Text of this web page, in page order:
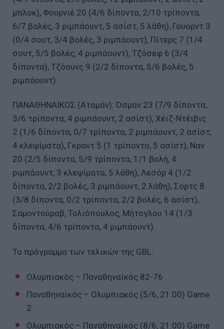
μπλοκ), Φουρνιέ 20 (4/6 δίποντα, 2/10 τρίποντα,
6/7 βολές, 3 ριμπάουντ, 5 ασίστ, 5 λάθη), Γουορντ 3
(0/4 σουτ, 3/4 βολές, 3 ριμπάουντ), Πίτερς 7 (1/4
σουτ, 5/5 βολές, 4 ριμπάουντ), Τζόσεφ 6 (3/4
δίποντα), Τζόουνς 9 (2/2 δίποντα, 5/6 βολές, 5
ριμπάουντ).
ΠΑΝΑΘΗΝΑΙΚΟΣ (Αταμάν): Όσμαν 23 (7/9 δίποντα,
3/6 τρίποντα, 4 ριμπάουντ, 2 ασίστ), Χέιζ-Ντέιβις
2 (1/6 δίποντα, 0/7 τρίποντα, 2 ριμπάουντ, 2 ασίστ,
4 κλεψίματα), Γκραντ 5 (1 τρίποντο, 5 ασίστ), Ναν
20 (2/5 δίποντα, 5/9 τρίποντα, 1/1 βολή, 4
ριμπάουντ, 3 κλεψίματα, 5 λάθη), Λεσόρ 4 (1/2
δίποντα, 2/2 βολές, 3 ριμπάουντ, 2 λάθη), Σορτς 8
(3/8 δίποντα, 0/2 τρίποντα, 2/2 βολές, 6 ασίστ),
Σαμοντούροβ, Τολιόπουλος, Μήτογλου 14 (1/3
δίποντα, 4/6 τρίποντα, 4 ριμπάουντ).
Το πρόγραμμα των τελικών της GBL:
Ολυμπιακός – Παναθηναϊκός 82-76
Παναθηναϊκός – Ολυμπιακός (5/6, 21:00) Game
2
Ολυμπιακός – Παναθηναϊκός (8/6, 21:00) Game